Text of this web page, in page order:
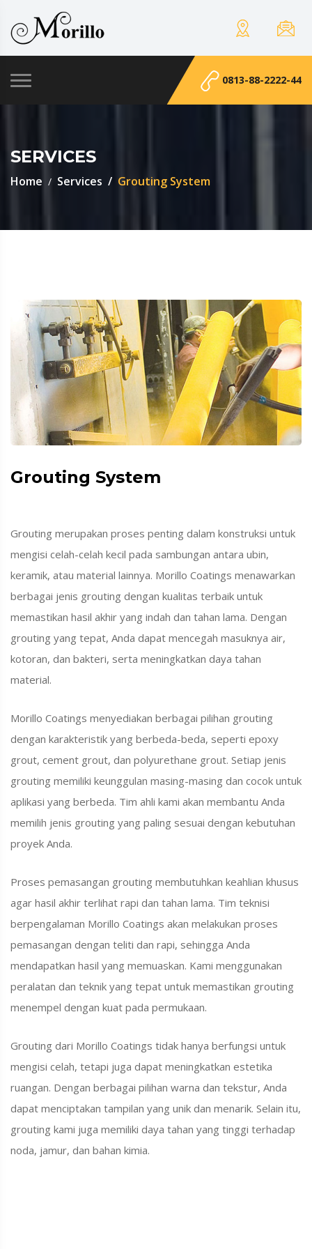
0813-88-2222-44
SERVICES
Home Services Grouting System
Grouting System
Grouting merupakan proses penting dalam konstruksi untuk
mengisi celah-celah kecil pada sambungan antara ubin,
keramik, atau material lainnya. Morillo Coatings menawarkan
berbagai jenis grouting dengan kualitas terbaik untuk
memastikan hasil akhir yang indah dan tahan lama. Dengan
grouting yang tepat, Anda dapat mencegah masuknya air,
kotoran, dan bakteri, serta meningkatkan daya tahan
material.
Morillo Coatings menyediakan berbagai pilihan grouting
dengan karakteristik yang berbeda-beda, seperti epoxy
grout, cement grout, dan polyurethane grout. Setiap jenis
grouting memiliki keunggulan masing-masing dan cocok untuk
aplikasi yang berbeda. Tim ahli kami akan membantu Anda
memilih jenis grouting yang paling sesuai dengan kebutuhan
proyek Anda.
Proses pemasangan grouting membutuhkan keahlian khusus
agar hasil akhir terlihat rapi dan tahan lama. Tim teknisi
berpengalaman Morillo Coatings akan melakukan proses
pemasangan dengan teliti dan rapi, sehingga Anda
mendapatkan hasil yang memuaskan. Kami menggunakan
peralatan dan teknik yang tepat untuk memastikan grouting
menempel dengan kuat pada permukaan.
Grouting dari Morillo Coatings tidak hanya berfungsi untuk
mengisi celah, tetapi juga dapat meningkatkan estetika
ruangan. Dengan berbagai pilihan warna dan tekstur, Anda
dapat menciptakan tampilan yang unik dan menarik. Selain itu,
grouting kami juga memiliki daya tahan yang tinggi terhadap
noda, jamur, dan bahan kimia.